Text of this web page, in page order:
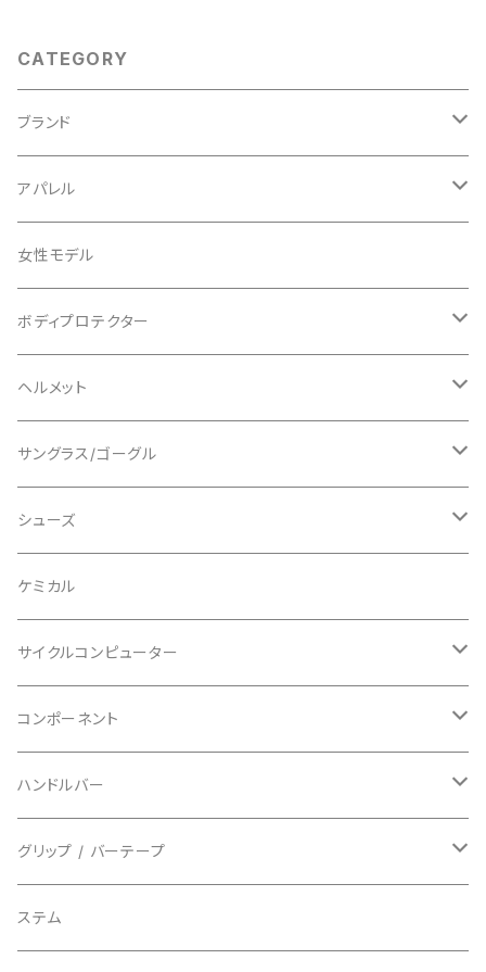
CATEGORY
ブランド
ABUS/アブス
ADEPT/アデプト
AENOMALY/アエノマリー
ALL MOUNTAIN STYLE
AVID/アヴィド
BAR MITTS/バーミッツ
BAZOOKA/バズーカ
BBB/ビービービー
BELL/ベル
BIKEHAND/バイクハンド
BIO RACER/ビオレーサー
BIKEYOKE/バイクヨーク
アパレル
Tシャツ
ジャージ
ロングスリーブ
ショートスリーブ
ジャケット
ショーツ
ビブタイプ
パンツ / タイツ
上下セット
グローブ
指切り
フルフィンガー
ソックス
シューズカバー
キャップ
その他
女性モデル
ボディプロテクター
エルボー/肘
ニー/膝
その他
ヘルメット
ロード
マウンテンバイク
フルフェイス
キッズ
サングラス/ゴーグル
アクセサリー
シューズ
ロード
グラベル
マウンテンバイク
フラットペダル用
ビンディングペダル用
インソール
ケミカル
サイクルコンピューター
ヘッドユニット
センサー
アクセサリー
コンポーネント
カセットスプロケット
シフターマウント
ステムスペーサー
ハンドルバー
ドロップハンドル
フラット/ライザーバー
グリップ / バーテープ
グリップ
ステム